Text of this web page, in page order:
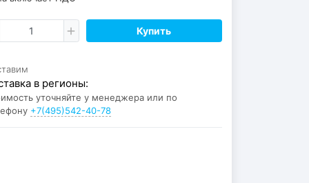
Купить
в регионы:
уточняйте у менеджера или по
+7(495)542-40-78